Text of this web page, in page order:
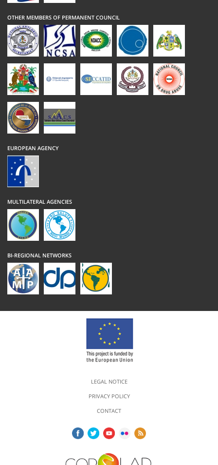
OTHER MEMBERS OF PERMANENT COUNCIL
EUROPEAN AGENCY
MULTILATERAL AGENCIES
BI-REGIONAL NETWORKS
LEGAL NOTICE
PRIVACY POLICY
CONTACT